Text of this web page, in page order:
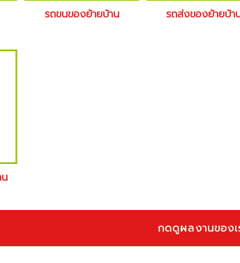
รถขนของย้ายบ้าน รถส่งของย้ายบ้า
กดดูผลงานของเ